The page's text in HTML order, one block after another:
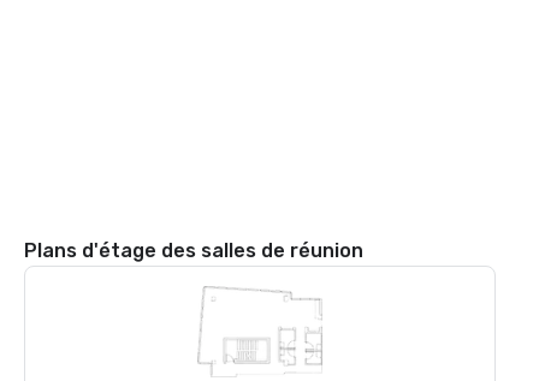
Plans d'étage des salles de réunion